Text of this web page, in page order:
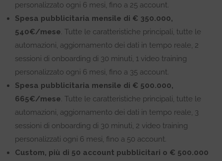
personalizzato ogni 6 mesi, fino a 25 account.
Spesa pubblicitaria mensile di € 350.000,
540€/mese. Tutte le caratteristiche principali, tutte le
automazioni, aggiornamento dei dati in tempo reale, 2
sessioni di onboarding di 30 minuti, 1 video training
personalizzato ogni 6 mesi, fino a 35 account.
Spesa pubblicitaria mensile di € 500.000,
665€/mese. Tutte le caratteristiche principali, tutte le
automazioni, aggiornamento dei dati in tempo reale, 3
sessioni di onboarding di 30 minuti, 2 video training
personalizzati ogni 6 mesi, fino a 50 account.
Custom, più di 50 account pubblicitari o € 500.000